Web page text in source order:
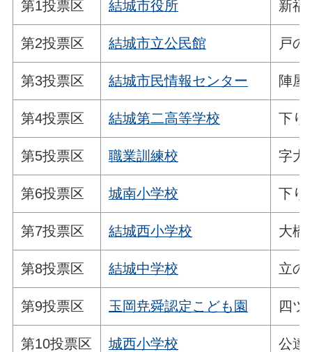
第1投票区 結城市役所 新福
第2投票区 結城市立公民館 戸
第3投票区 結城市民情報センター 陣屋
第4投票区 結城第二高等学校 下り
第5投票区 職業訓練校 字大
第6投票区 城南小学校 下り
第7投票区 結城西小学校 大橋
第8投票区 結城中学校 立の
第9投票区 玉岡尭舜認定こども園 四
第10投票区 城西小学校 公達